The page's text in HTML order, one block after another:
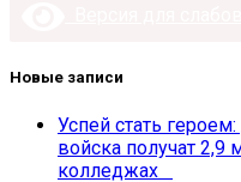
Новые записи
Успей стать
войска получат 2,9
колледжах